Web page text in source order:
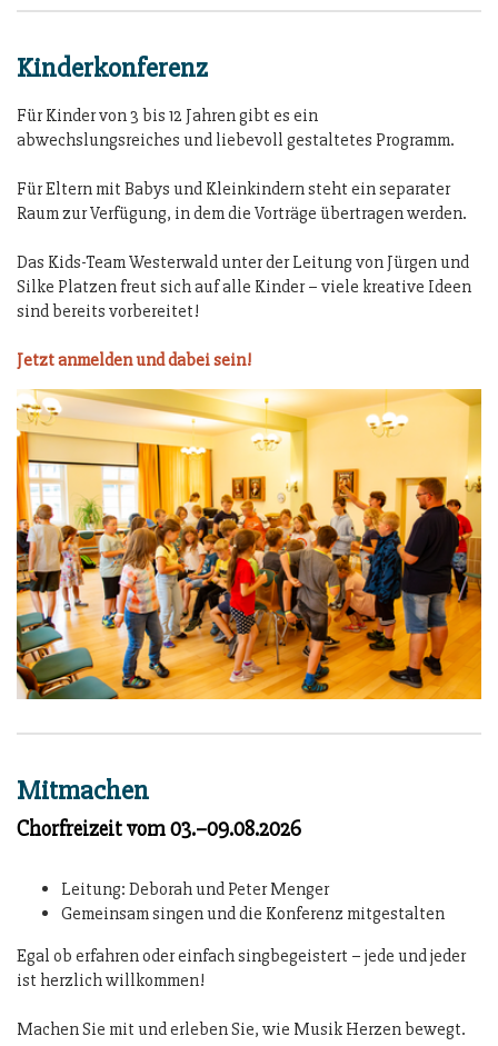
Kinderkonferenz
Für Kinder von 3 bis 12 Jahren gibt es ein
abwechslungsreiches und liebevoll gestaltetes Programm.
Für Eltern mit Babys und Kleinkindern steht ein separater
Raum zur Verfügung, in dem die Vorträge übertragen werden.
Das Kids-Team Westerwald unter der Leitung von Jürgen und
Silke Platzen freut sich auf alle Kinder – viele kreative Ideen
sind bereits vorbereitet!
Jetzt anmelden und dabei sein!
Mitmachen
Chorfreizeit vom 03.–09.08.2026
Leitung: Deborah und Peter Menger
Gemeinsam singen und die Konferenz mitgestalten
Egal ob erfahren oder einfach singbegeistert – jede und jeder
ist herzlich willkommen!
Machen Sie mit und erleben Sie, wie Musik Herzen bewegt.